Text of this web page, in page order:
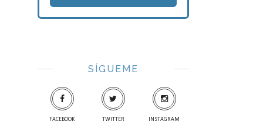
SÍGUEME
FACEBOOK TWITTER INSTAGRAM